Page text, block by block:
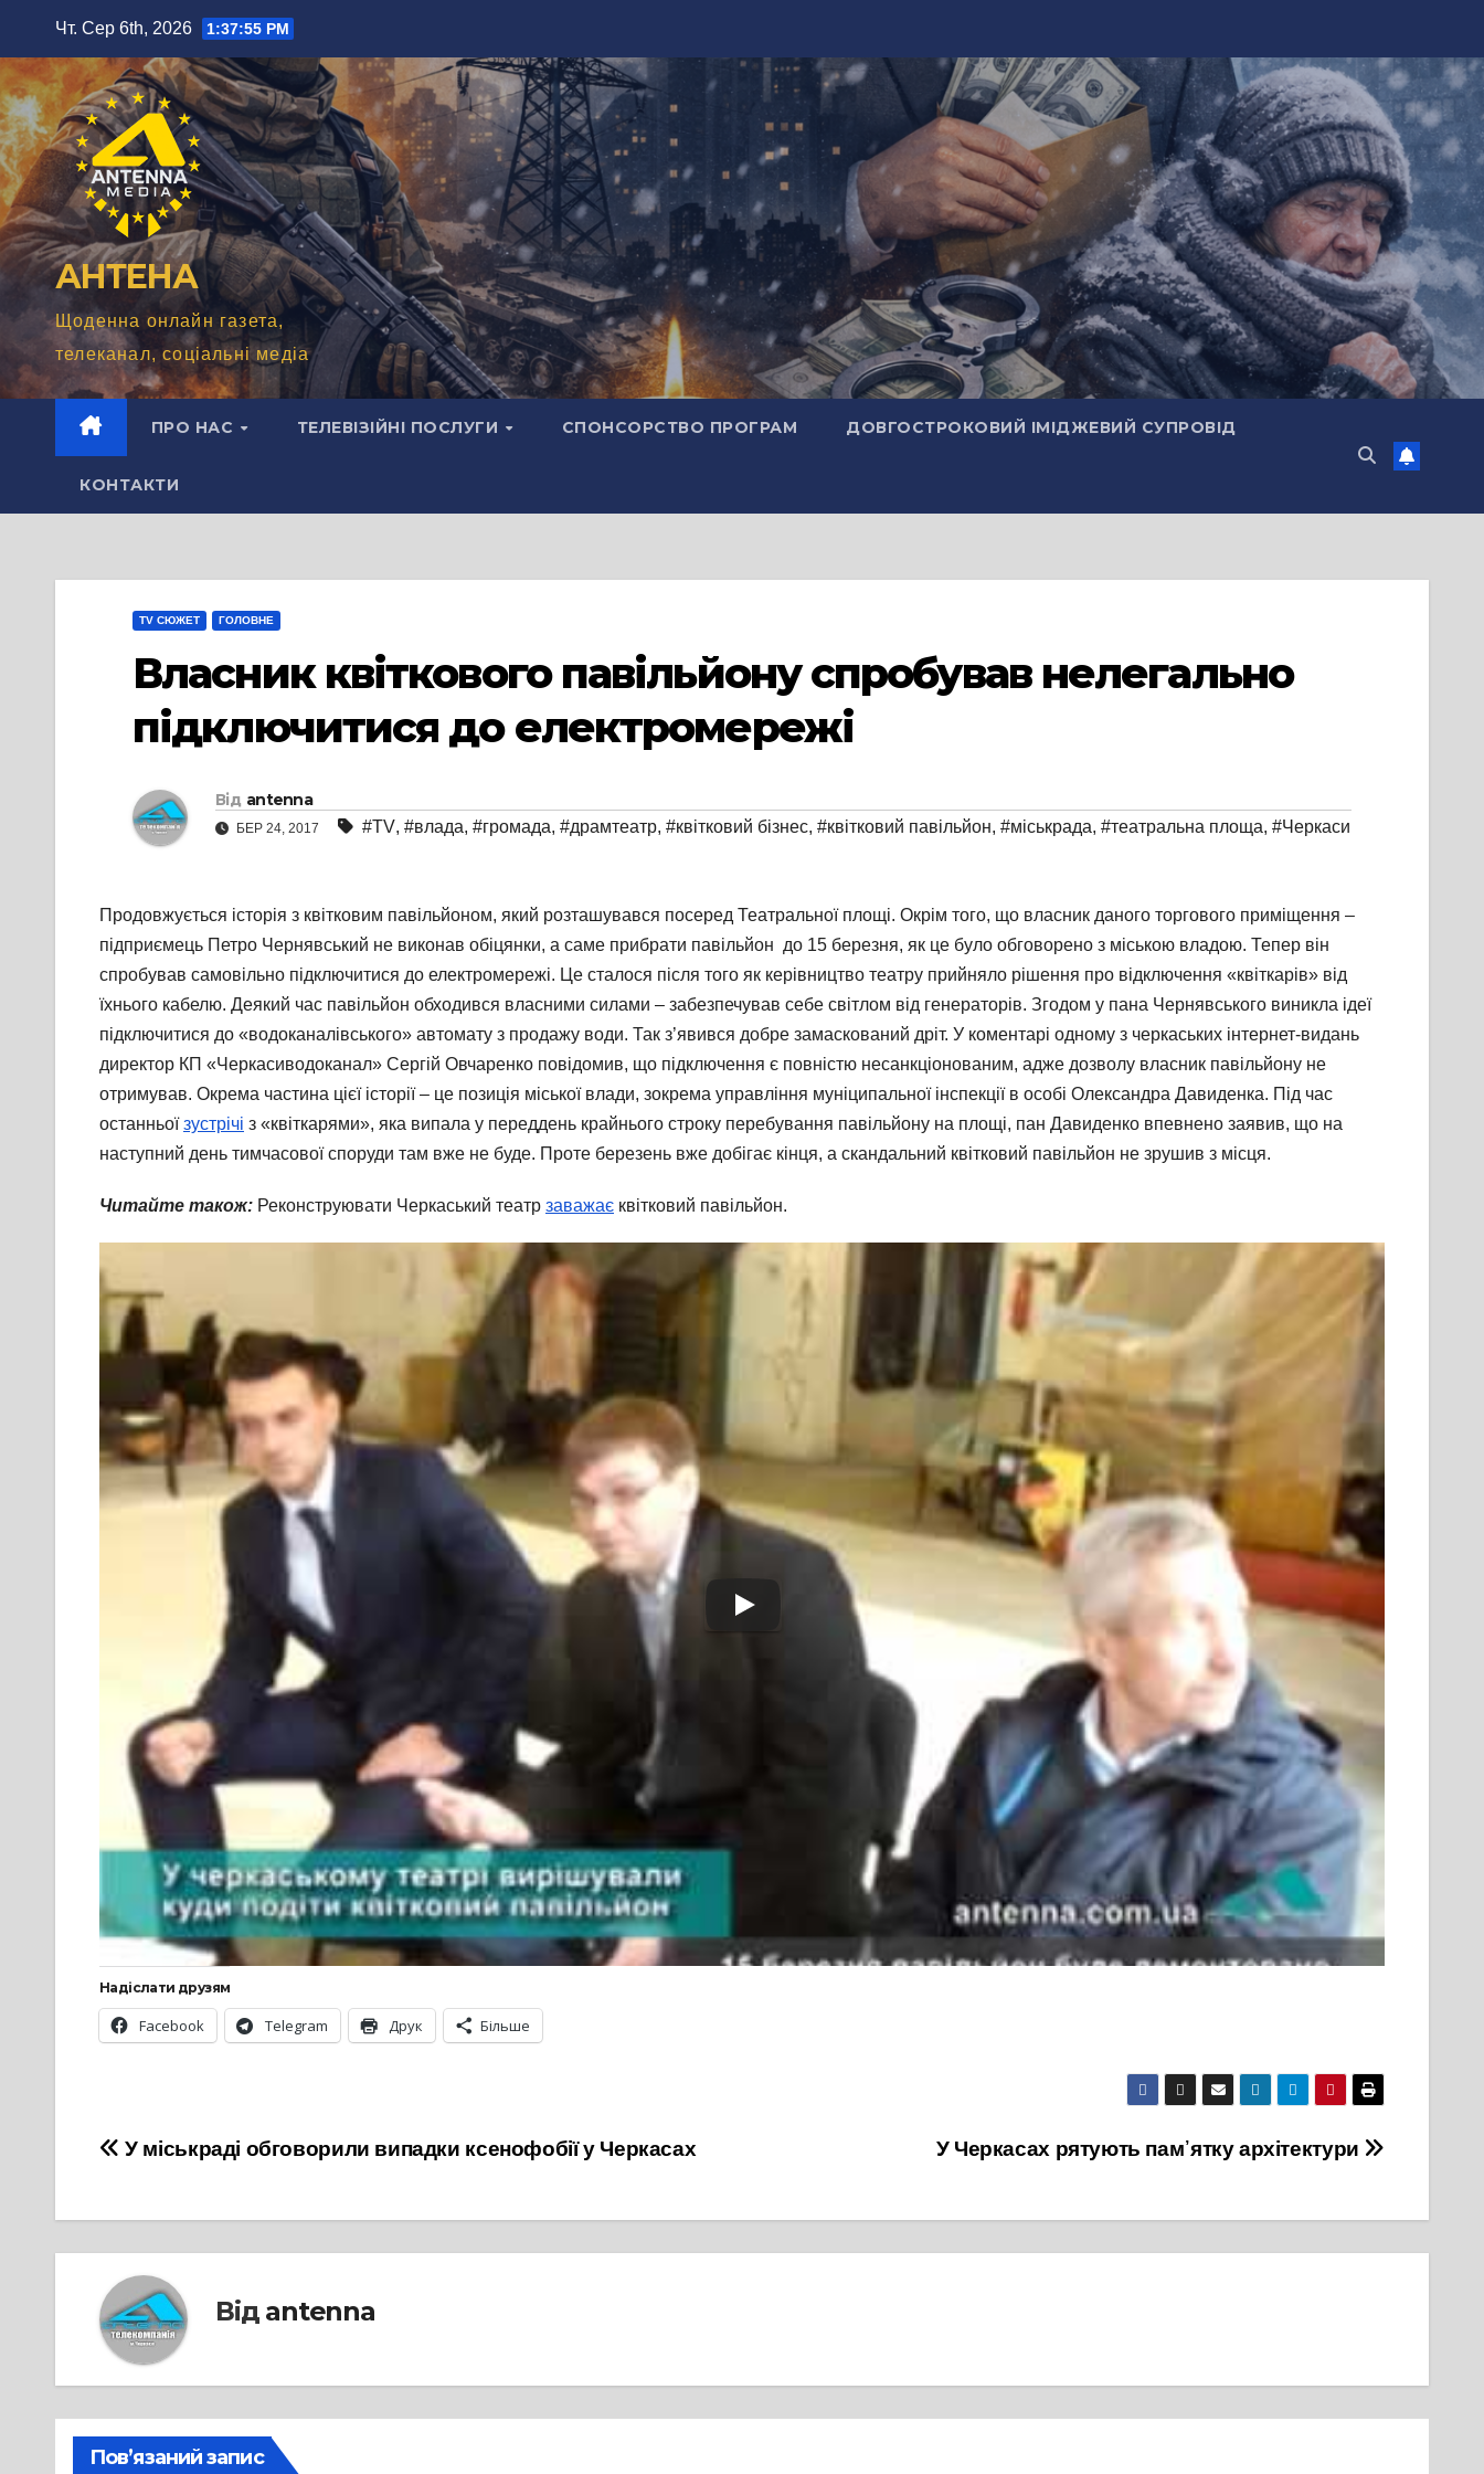
вмісту
Чт. Сер 6th, 2026 1:37:56 PM
АНТЕНА
Щоденна онлайн газета,
телеканал, соціальні медіа
ПРО НАС ТЕЛЕВІЗІЙНІ ПОСЛУГИ СПОНСОРСТВО ПРОГРАМ ДОВГОСТРОКОВИЙ ІМІДЖЕВИЙ СУПРОВІД
КОНТАКТИ
TV СЮЖЕТ ГОЛОВНЕ
Власник квіткового павільйону спробував нелегально
підключитися до електромережі
Від antenna
БЕР 24, 2017 #TV, #влада, #громада, #драмтеатр, #квітковий бізнес, #квітковий павільйон, #міськрада, #театральна площа, #Черкаси
Продовжується історія з квітковим павільйоном, який розташувався посеред Театральної площі. Окрім того, що власник даного торгового приміщення –
підприємець Петро Чернявський не виконав обіцянки, а саме прибрати павільйон до 15 березня, як це було обговорено з міською владою. Тепер він
спробував самовільно підключитися до електромережі. Це сталося після того як керівництво театру прийняло рішення про відключення «квіткарів» від
їхнього кабелю. Деякий час павільйон обходився власними силами – забезпечував себе світлом від генераторів. Згодом у пана Чернявського виникла ідеї
підключитися до «водоканалівського» автомату з продажу води. Так з’явився добре замаскований дріт. У коментарі одному з черкаських інтернет-видань
директор КП «Черкасиводоканал» Сергій Овчаренко повідомив, що підключення є повністю несанкціонованим, адже дозволу власник павільйону не
отримував. Окрема частина цієї історії – це позиція міської влади, зокрема управління муніципальної інспекції в особі Олександра Давиденка. Під час
останньоїзустрічі з «квіткарями», яка випала у переддень крайнього строку перебування павільйону на площі, пан Давиденко впевнено заявив, що на
наступний день тимчасової споруди там вже не буде. Проте березень вже добігає кінця, а скандальний квітковий павільйон не зрушив з місця.
Читайте також: Реконструювати Черкаський театр заважає квітковий павільйон.
Надіслати друзям
Facebook Telegram Друк Більше
Навігація
У Черкасах рятують пам᾽ятку архітектури
У міськраді обговорили випадки ксенофобії у Черкасах
Від antenna
Пов’язаний запис